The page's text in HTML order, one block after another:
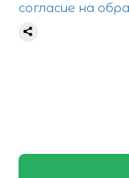
согласие на